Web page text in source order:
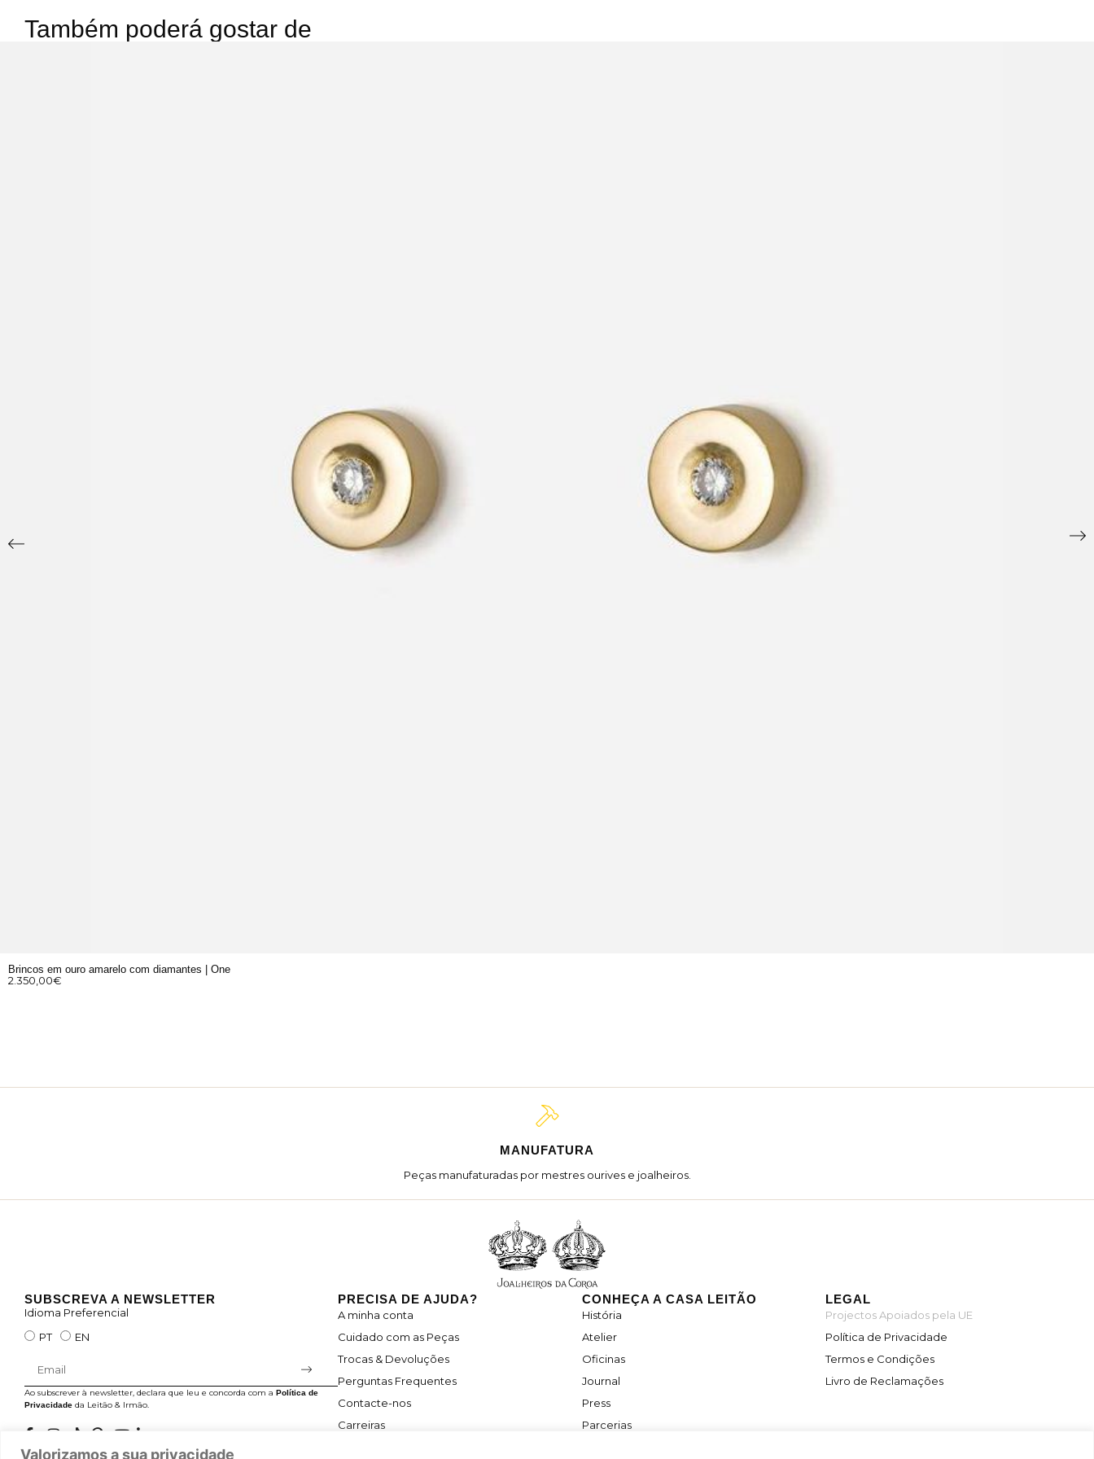
Valorizamos a sua privacidade
Também poderá gostar de
Brincos em ouro amarelo com diamantes | One
2.350,00€
MANUFATURA
Peças manufaturadas por mestres ourives e joalheiros.
SUBSCREVA A NEWSLETTER
Idioma Preferencial
PT
EN
Ao subscrever à newsletter, declara que leu e concorda com a Política de
Privacidade da Leitão & Irmão.
PRECISA DE AJUDA?
A minha conta
Cuidado com as Peças
Trocas & Devoluções
Perguntas Frequentes
Contacte-nos
Carreiras
CONHEÇA A CASA LEITÃO
História
Atelier
Oficinas
Journal
Press
Parcerias
LEGAL
Projectos Apoiados pela UE
Política de Privacidade
Termos e Condições
Livro de Reclamações